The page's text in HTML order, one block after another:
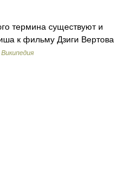
термина существуют и
к фильму Дзиги Вертова
Википедия